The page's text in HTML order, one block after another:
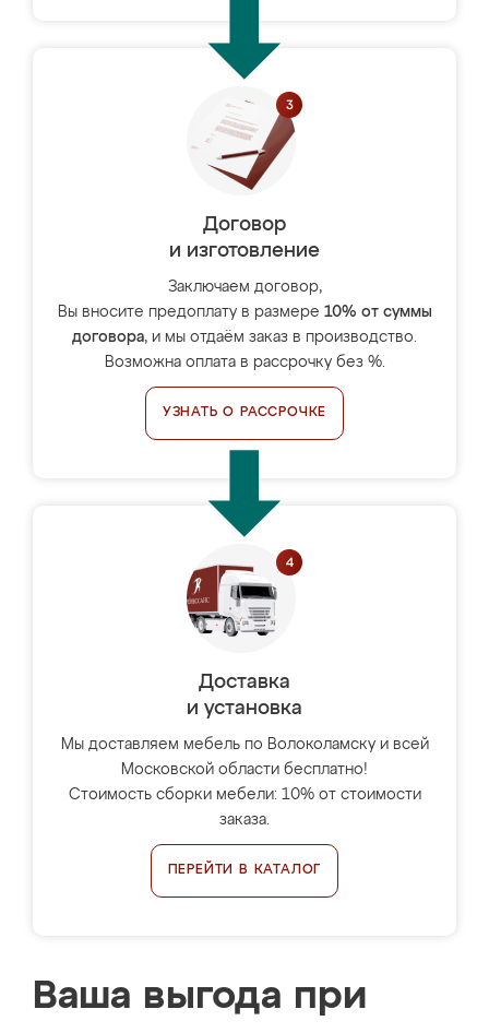
Договор
и изготовление
Заключаем договор,
Вы вносите предоплату в размере 10% от суммы
договора, и мы отдаём заказ в производство.
Возможна оплата в рассрочку без %.
УЗНАТЬ О РАССРОЧКЕ
Доставка
и установка
Мы доставляем мебель по Волоколамску и всей
Московской области бесплатно!
Стоимость сборки мебели: 10% от стоимости
заказа.
ПЕРЕЙТИ В КАТАЛОГ
Ваша выгода при